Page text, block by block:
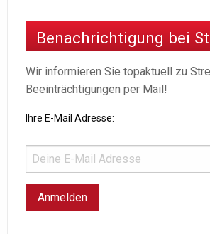
Benachrichtigung bei
Wir informieren Sie topaktuell zu
Beeinträchtigungen per Mail!
Ihre E-Mail Adresse: